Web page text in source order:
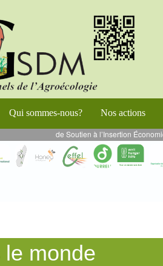
Qui sommes-nous? Nos actions
et de Soutien à l’Insertion Économique
le monde